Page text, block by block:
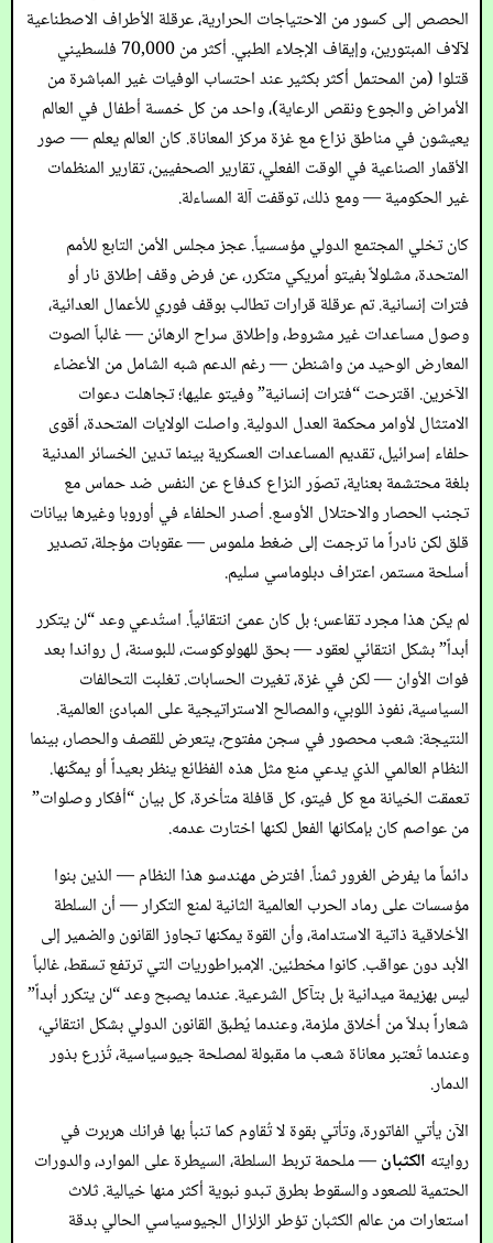
الحصص إلى كسور من الاحتياجات الحرارية، عرقلة الأطراف الاصطناعية
لآلاف المبتورين، وإيقاف الإجلاء الطبي. أكثر من 70,000 فلسطيني
قتلوا (من المحتمل أكثر بكثير عند احتساب الوفيات غير المباشرة من
الأمراض والجوع ونقص الرعاية)، واحد من كل خمسة أطفال في العالم
يعيشون في مناطق نزاع مع غزة مركز المعاناة. كان العالم يعلم — صور
الأقمار الصناعية في الوقت الفعلي، تقارير الصحفيين، تقارير المنظمات
غير الحكومية — ومع ذلك، توقفت آلة المساءلة.
كان تخلي المجتمع الدولي مؤسسياً. عجز مجلس الأمن التابع للأمم
المتحدة، مشلولاً بفيتو أمريكي متكرر، عن فرض وقف إطلاق نار أو
فترات إنسانية. تم عرقلة قرارات تطالب بوقف فوري للأعمال العدائية،
وصول مساعدات غير مشروط، وإطلاق سراح الرهائن — غالباً الصوت
المعارض الوحيد من واشنطن — رغم الدعم شبه الشامل من الأعضاء
الآخرين. اقترحت “فترات إنسانية” وفيتو عليها؛ تجاهلت دعوات
الامتثال لأوامر محكمة العدل الدولية. واصلت الولايات المتحدة، أقوى
حلفاء إسرائيل، تقديم المساعدات العسكرية بينما تدين الخسائر المدنية
بلغة محتشمة بعناية، تصوّر النزاع كدفاع عن النفس ضد حماس مع
تجنب الحصار والاحتلال الأوسع. أصدر الحلفاء في أوروبا وغيرها بيانات
قلق لكن نادراً ما ترجمت إلى ضغط ملموس — عقوبات مؤجلة، تصدير
أسلحة مستمر، اعتراف دبلوماسي سليم.
لم يكن هذا مجرد تقاعس؛ بل كان عمىً انتقائياً. استُدعي وعد “لن يتكرر
أبداً” بشكل انتقائي لعقود — بحق للهولوكوست، للبوسنة، ل رواندا بعد
فوات الأوان — لكن في غزة، تغيرت الحسابات. تغلبت التحالفات
السياسية، نفوذ اللوبي، والمصالح الاستراتيجية على المبادئ العالمية.
النتيجة: شعب محصور في سجن مفتوح، يتعرض للقصف والحصار، بينما
النظام العالمي الذي يدعي منع مثل هذه الفظائع ينظر بعيداً أو يمكّنها.
تعمقت الخيانة مع كل فيتو، كل قافلة متأخرة، كل بيان “أفكار وصلوات”
من عواصم كان بإمكانها الفعل لكنها اختارت عدمه.
دائماً ما يفرض الغرور ثمناً. افترض مهندسو هذا النظام — الذين بنوا
مؤسسات على رماد الحرب العالمية الثانية لمنع التكرار — أن السلطة
الأخلاقية ذاتية الاستدامة، وأن القوة يمكنها تجاوز القانون والضمير إلى
الأبد دون عواقب. كانوا مخطئين. الإمبراطوريات التي ترتفع تسقط، غالباً
ليس بهزيمة ميدانية بل بتآكل الشرعية. عندما يصبح وعد “لن يتكرر أبداً”
شعاراً بدلاً من أخلاق ملزمة، وعندما يُطبق القانون الدولي بشكل انتقائي،
وعندما تُعتبر معاناة شعب ما مقبولة لمصلحة جيوسياسية، تُزرع بذور
الدمار.
الآن يأتي الفاتورة، وتأتي بقوة لا تُقاوم كما تنبأ بها فرانك هربرت في
روايته الكثبان— ملحمة تربط السلطة، السيطرة على الموارد، والدورات
الحتمية للصعود والسقوط بطرق تبدو نبوية أكثر منها خيالية. ثلاث
استعارات من عالم الكثبان تؤطر الزلزال الجيوسياسي الحالي بدقة